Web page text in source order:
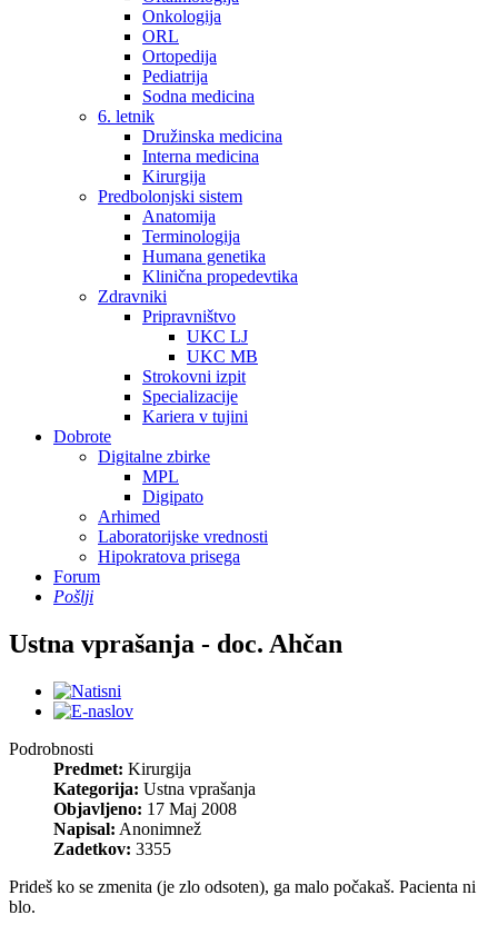
Onkologija
ORL
Ortopedija
Pediatrija
Sodna medicina
6. letnik
Družinska medicina
Interna medicina
Kirurgija
Predbolonjski sistem
Anatomija
Terminologija
Humana genetika
Klinična propedevtika
Zdravniki
Pripravništvo
UKC LJ
UKC MB
Strokovni izpit
Specializacije
Kariera v tujini
Dobrote
Digitalne zbirke
MPL
Digipato
Arhimed
Laboratorijske vrednosti
Hipokratova prisega
Forum
Pošlji
Ustna vprašanja - doc. Ahčan
Podrobnosti
Predmet: Kirurgija
Kategorija: Ustna vprašanja
Objavljeno: 17 Maj 2008
Napisal: Anonimnež
Zadetkov: 3355
Prideš ko se zmenita (je zlo odsoten), ga malo počakaš. Pacienta ni
blo.